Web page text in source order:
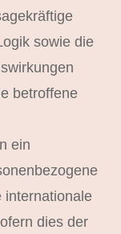
sowie die
betroffene
ein
internationale
dies der